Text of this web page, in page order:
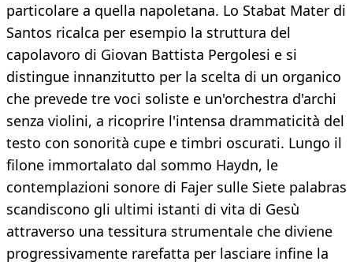
particolare a quella napoletana. Lo Stabat Mater di
Santos ricalca per esempio la struttura del
capolavoro di Giovan Battista Pergolesi e si
distingue innanzitutto per la scelta di un organico
che prevede tre voci soliste e un'orchestra d'archi
senza violini, a ricoprire l'intensa drammaticità del
testo con sonorità cupe e timbri oscurati. Lungo il
filone immortalato dal sommo Haydn, le
contemplazioni sonore di Fajer sulle Siete palabras
scandiscono gli ultimi istanti di vita di Gesù
attraverso una tessitura strumentale che diviene
progressivamente rarefatta per lasciare infine la